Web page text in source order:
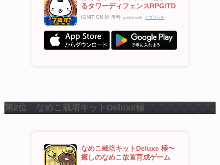
るタワーディフェンスRPG/TD
IGNITION M 無料 posted with アプリーチ
第2位 なめこ栽培キットDeluxe極
なめこ栽培キットDeluxe 極〜
癒しのなめこ放置育成ゲーム